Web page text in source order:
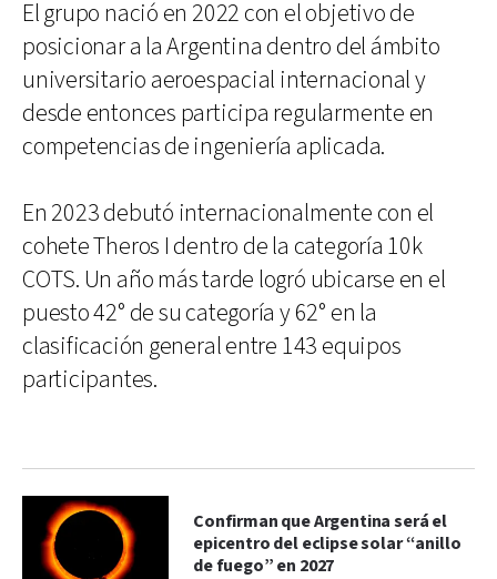
El grupo nació en 2022 con el objetivo de
posicionar a la Argentina dentro del ámbito
universitario aeroespacial internacional y
desde entonces participa regularmente en
competencias de ingeniería aplicada.
En 2023 debutó internacionalmente con el
cohete Theros I dentro de la categoría 10k
COTS. Un año más tarde logró ubicarse en el
puesto 42° de su categoría y 62° en la
clasificación general entre 143 equipos
participantes.
Confirman que Argentina será el
epicentro del eclipse solar “anillo
de fuego” en 2027